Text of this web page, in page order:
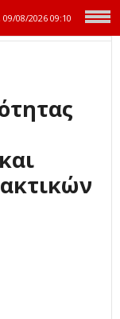
09/08/2026 09:10